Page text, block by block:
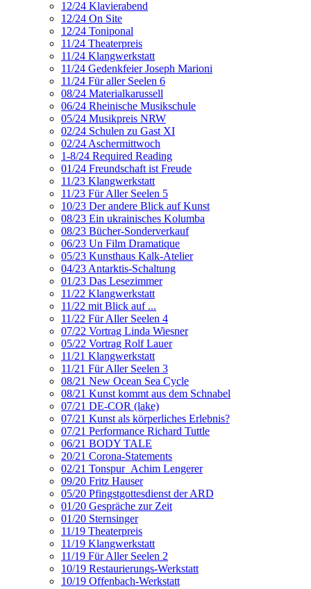
12/24 Klavierabend
12/24 On Site
12/24 Toniponal
11/24 Theaterpreis
11/24 Klangwerkstatt
11/24 Gedenkfeier Joseph Marioni
11/24 Für aller Seelen 6
08/24 Materialkarussell
06/24 Rheinische Musikschule
05/24 Musikpreis NRW
02/24 Schulen zu Gast XI
02/24 Aschermittwoch
1-8/24 Required Reading
01/24 Freundschaft ist Freude
11/23 Klangwerkstatt
11/23 Für Aller Seelen 5
10/23 Der andere Blick auf Kunst
08/23 Ein ukrainisches Kolumba
08/23 Bücher-Sonderverkauf
06/23 Un Film Dramatique
05/23 Kunsthaus Kalk-Atelier
04/23 Antarktis-Schaltung
01/23 Das Lesezimmer
11/22 Klangwerkstatt
11/22 mit Blick auf ...
11/22 Für Aller Seelen 4
07/22 Vortrag Linda Wiesner
05/22 Vortrag Rolf Lauer
11/21 Klangwerkstatt
11/21 Für Aller Seelen 3
08/21 New Ocean Sea Cycle
08/21 Kunst kommt aus dem Schnabel
07/21 DE-COR (lake)
07/21 Kunst als körperliches Erlebnis?
07/21 Performance Richard Tuttle
06/21 BODY TALE
20/21 Corona-Statements
02/21 Tonspur_Achim Lengerer
09/20 Fritz Hauser
05/20 Pfingstgottesdienst der ARD
01/20 Gespräche zur Zeit
01/20 Sternsinger
11/19 Theaterpreis
11/19 Klangwerkstatt
11/19 Für Aller Seelen 2
10/19 Restaurierungs-Werkstatt
10/19 Offenbach-Werkstatt